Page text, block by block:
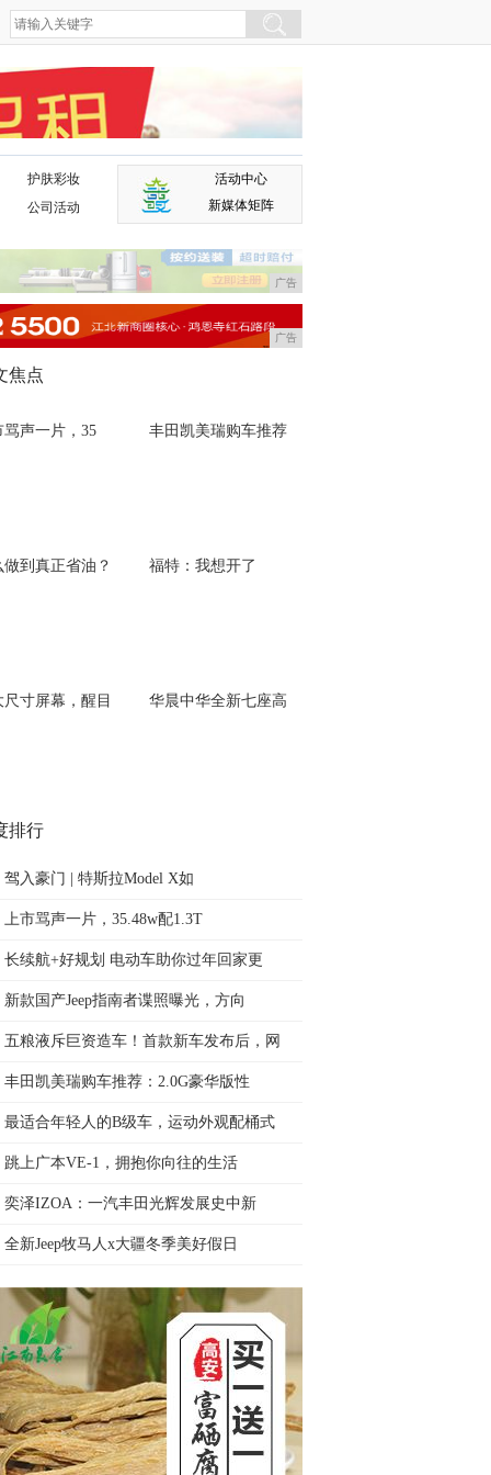
护肤彩妆
公司活动
活动中心
新媒体矩阵
广告
广告
焦点
骂声一片，35 丰田凯美瑞购车推荐
做到真正省油？ 福特：我想开了
尺寸屏幕，醒目 华晨中华全新七座高
排行
驾入豪门 | 特斯拉Model X如
上市骂声一片，35.48w配1.3T
长续航+好规划 电动车助你过年回家更
新款国产Jeep指南者谍照曝光，方向
五粮液斥巨资造车！首款新车发布后，网
丰田凯美瑞购车推荐：2.0G豪华版性
最适合年轻人的B级车，运动外观配桶式
跳上广本VE-1，拥抱你向往的生活
奕泽IZOA：一汽丰田光辉发展史中新
全新Jeep牧马人x大疆冬季美好假日